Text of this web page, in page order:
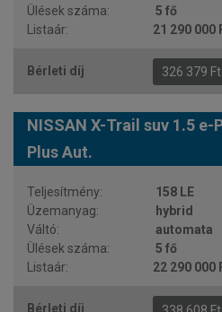
5 fő
21 290 000
326 379
NISSAN X-Trail suv 1.5
Plus Aut.
158 LE
hybrid
automata
5 fő
22 290 000